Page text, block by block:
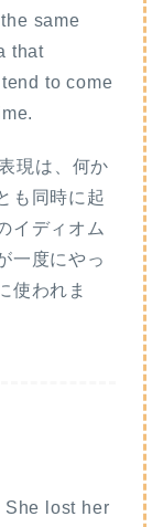
same
that
to come
現は、何か
も同時に起
イディオム
一度にやっ
使われま
She lost her